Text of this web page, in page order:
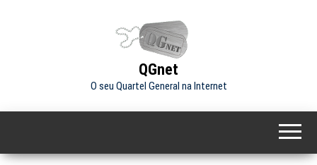
QGnet
O seu Quartel General na Internet